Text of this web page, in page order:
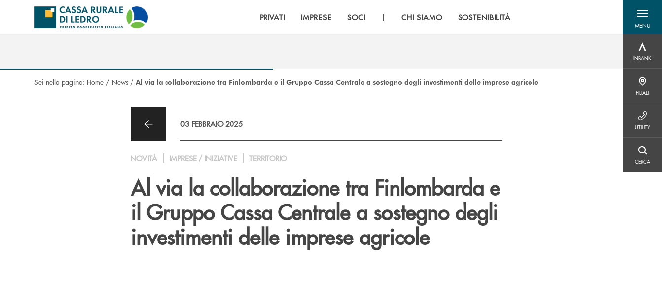
Salta al contenuto principale
PRIVATI IMPRESE SOCI | CHI SIAMO SOSTENIBILITÀ
MENU
menu
INBANK
FILIALI
UTILITY
CERCA
Sei nella pagina: Home / News / Al via la collaborazione tra Finlombarda e il Gruppo Cassa Centrale a sostegno degli investimenti delle imprese agricole
03 FEBBRAIO 2025
NOVITÀ IMPRESE / INIZIATIVE TERRITORIO
Al via la collaborazione tra Finlombarda e
il Gruppo Cassa Centrale a sostegno degli
investimenti delle imprese agricole